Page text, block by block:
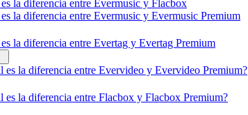
la diferencia entre Evermusic y Flacbox
la diferencia entre Evermusic y Evermusic Premium
la diferencia entre Evertag y Evertag Premium
es la diferencia entre Evervideo y Evervideo Premium?
es la diferencia entre Flacbox y Flacbox Premium?